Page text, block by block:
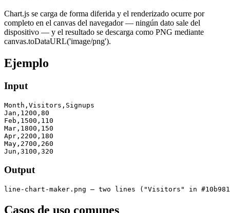
Chart.js se carga de forma diferida y el renderizado ocurre por
completo en el canvas del navegador — ningún dato sale del
dispositivo — y el resultado se descarga como PNG mediante
canvas.toDataURL('image/png').
Ejemplo
Input
Month,Visitors,Signups
Jan,1200,80
Feb,1500,110
Mar,1800,150
Apr,2200,180
May,2700,260
Jun,3100,320
Output
line-chart-maker.png — two lines ("Visitors" in
Casos de uso comunes